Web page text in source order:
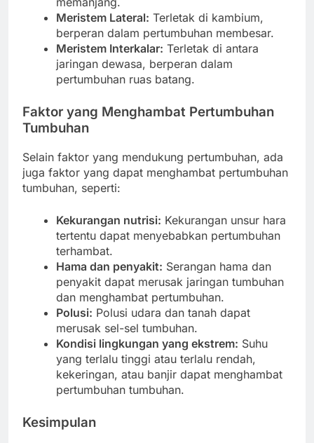
Meristem Lateral: Terletak di kambium,
berperan dalam pertumbuhan membesar.
Meristem Interkalar: Terletak di antara
jaringan dewasa, berperan dalam
pertumbuhan ruas batang.
Faktor yang Menghambat Pertumbuhan
Tumbuhan
Selain faktor yang mendukung pertumbuhan, ada
juga faktor yang dapat menghambat pertumbuhan
tumbuhan, seperti:
Kekurangan nutrisi: Kekurangan unsur hara
tertentu dapat menyebabkan pertumbuhan
terhambat.
Hama dan penyakit: Serangan hama dan
penyakit dapat merusak jaringan tumbuhan
dan menghambat pertumbuhan.
Polusi: Polusi udara dan tanah dapat
merusak sel-sel tumbuhan.
Kondisi lingkungan yang ekstrem: Suhu
yang terlalu tinggi atau terlalu rendah,
kekeringan, atau banjir dapat menghambat
pertumbuhan tumbuhan.
Kesimpulan